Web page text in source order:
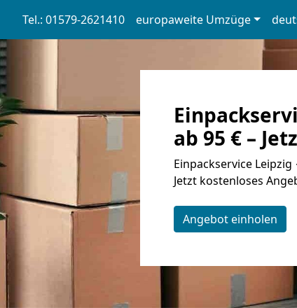
Tel.: 01579-2621410 europaweite Umzüge
ab 95 € –
Einpackservice
Jetzt kostenloses
Angebot einholen